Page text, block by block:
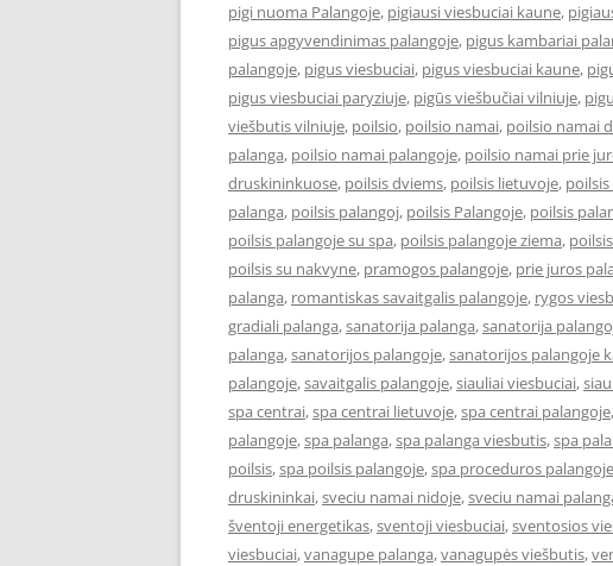
pigi nuoma Palangoje, pigiausi viesbuciai kaune,
pigus apgyvendinimas palangoje, pigus kambariai
palangoje, pigus viesbuciai, pigus viesbuciai kaune,
pigus viesbuciai paryziuje, pigūs viešbučiai vilniuje,
viešbutis vilniuje, poilsio, poilsio namai, poilsio namai
palanga, poilsio namai palangoje, poilsio namai prie
druskininkuose, poilsis dviems, poilsis lietuvoje,
palanga, poilsis palangoj, poilsis Palangoje, poilsis
poilsis palangoje su spa, poilsis palangoje ziema,
poilsis su nakvyne, pramogos palangoje, prie juros
palanga, romantiskas savaitgalis palangoje, rygos
gradiali palanga,sanatorija palanga,sanatorija
palanga,sanatorijos palangoje,sanatorijos palangoje
palangoje,savaitgalis palangoje,siauliai viesbuciai,
spa centrai,spa centrai lietuvoje,spa centrai palangoje,
palangoje,spa palanga,spa palanga viesbutis,spa
poilsis,spa poilsis palangoje,spa proceduros palangoje
druskininkai,sveciu namai nidoje,sveciu namai
šventoji energetikas,sventoji viesbuciai,sventosios
viesbuciai,vanagupe palanga,vanagupės viešbutis,